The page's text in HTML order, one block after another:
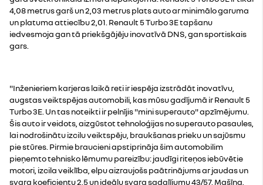
4,08 metrus garš un 2,03 metrus plats auto ar minimālo garuma
un platuma attiecību 2,01. Renault 5 Turbo 3E tapšanu
iedvesmoja gan tā priekšgājēju inovatīvā DNS, gan sportiskais
gars.
"Inženieriem karjeras laikā reti ir iespēja izstrādāt inovatīvu,
augstas veiktspējas automobili, kas mūsu gadījumā ir Renault 5
Turbo 3E. Un tas noteikti ir pelnījis "mini superauto" apzīmējumu.
Šis auto ir veidots, aizgūstot tehnoloģijas no superauto pasaules,
lai nodrošinātu izcilu veiktspēju, braukšanas prieku un sajūsmu
pie stūres. Pirmie braucieni apstiprināja šim automobilim
pieņemto tehnisko lēmumu pareizību: jaudīgi riteņos iebūvētie
motori, izcila veiklība, elpu aizraujošs paātrinājums ar jaudas un
svara koeficientu 2,5 un ideālu svara sadalījumu 43/57. Mašīna,